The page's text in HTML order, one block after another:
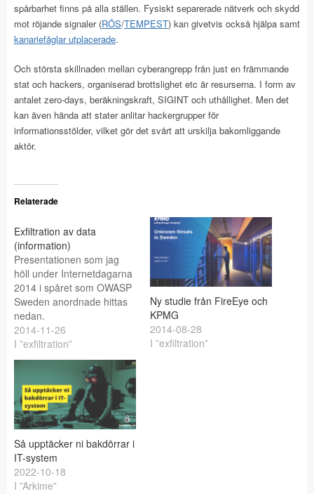
spårbarhet finns på alla ställen. Fysiskt separerade nätverk och skydd
mot röjande signaler (RÖS/TEMPEST) kan givetvis också hjälpa samt
kanariefåglar utplacerade.
Och största skillnaden mellan cyberangrepp från just en främmande
stat och hackers, organiserad brottslighet etc är resurserna. I form av
antalet zero-days, beräkningskraft, SIGINT och uthållighet. Men det
kan även hända att stater anlitar hackergrupper för
informationsstölder, vilket gör det svårt att urskilja bakomliggande
aktör.
Relaterade
Exfiltration av data
(information)
Presentationen som jag
höll under Internetdagarna
2014 i spåret som OWASP
Sweden anordnade hittas
nedan.
Presentationen handlade
om hur skadlig kod stjäl
information från system via
olika kanaler samt hur
denna exfiltration kan
upptäckas. Tyvärr blev
formateringen inte helt
optimal när presentationen
laddades upp till
Slideshare. Exfiltration av
data (information) from
Jonas Lejon
2014-11-26
I ”exfiltration”
Ny studie från FireEye och
KPMG
2014-08-28
I ”exfiltration”
Så upptäcker ni bakdörrar i
IT-system
2022-10-18
I ”Arkime”